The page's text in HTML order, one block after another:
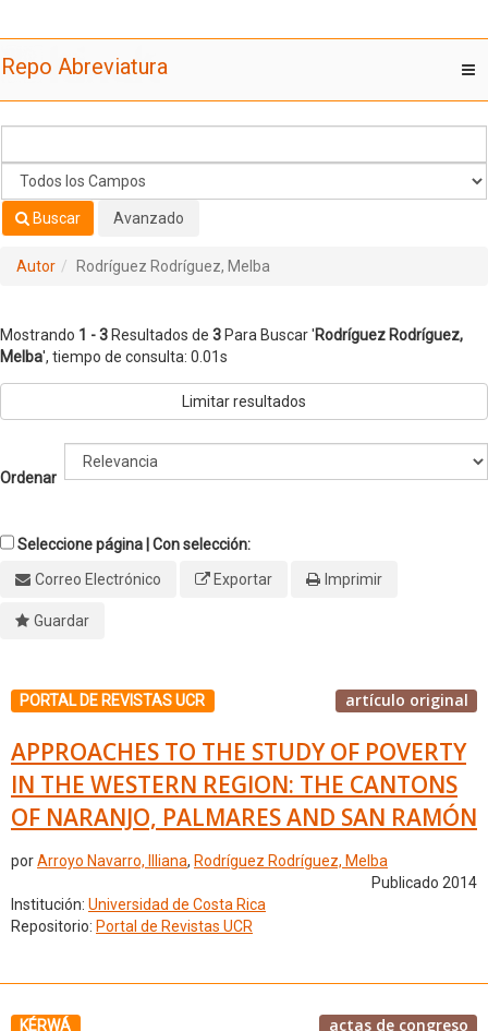
Melba'
Repo Abreviatura
Buscar Avanzado
Autor Rodríguez Rodríguez, Melba
Mostrando 1 - 3 Resultados de 3 Para Buscar 'Rodríguez Rodríguez,
Melba', tiempo de consulta: 0.01s
Limitar resultados
Ordenar
Seleccione página | Con selección:
Correo Electrónico
Exportar Imprimir
Guardar
PORTAL DE REVISTAS UCR artículo original
APPROACHES TO THE STUDY OF POVERTY
IN THE WESTERN REGION: THE CANTONS
OF NARANJO, PALMARES AND SAN RAMÓN
porArroyo Navarro, Illiana, Rodríguez Rodríguez, Melba
Publicado 2014
Institución: Universidad de Costa Rica
Repositorio: Portal de Revistas UCR
KÉRWÁ actas de congreso